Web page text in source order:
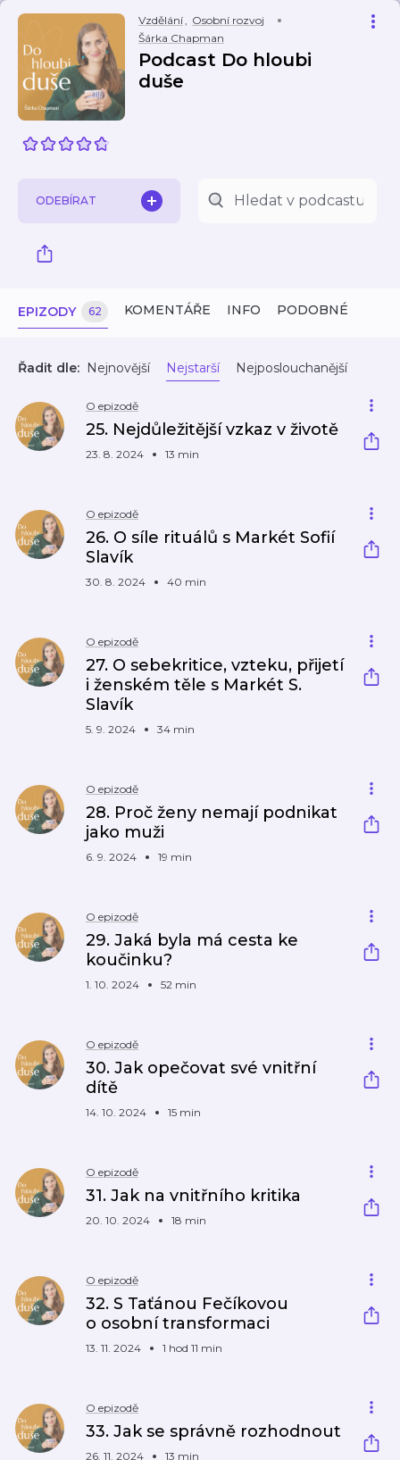
Vzdělání, Osobní rozvoj
Šárka Chapman
Podcast Do hloubi
duše
ODEBÍRAT
EPIZODY 62 KOMENTÁŘE INFO PODOBNÉ
Řadit dle: Nejnovější Nejstarší Nejposlouchanější
O epizodě
25. Nejdůležitější vzkaz v životě
23. 8. 2024 13 min
O epizodě
26. O síle rituálů s Markét Sofií
Slavík
30. 8. 2024 40 min
O epizodě
27. O sebekritice, vzteku, přijetí
i ženském těle s Markét S.
Slavík
5. 9. 2024 34 min
O epizodě
28. Proč ženy nemají podnikat
jako muži
6. 9. 2024 19 min
O epizodě
29. Jaká byla má cesta ke
koučinku?
1. 10. 2024 52 min
O epizodě
30. Jak opečovat své vnitřní
dítě
14. 10. 2024 15 min
O epizodě
31. Jak na vnitřního kritika
20. 10. 2024 18 min
O epizodě
32. S Taťánou Fečíkovou
o osobní transformaci
13. 11. 2024 1 hod 11 min
O epizodě
33. Jak se správně rozhodnout
26. 11. 2024 13 min